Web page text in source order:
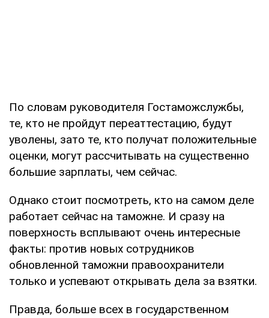
По словам руководителя Гостаможслужбы,
те, кто не пройдут переаттестацию, будут
уволены, зато те, кто получат положительные
оценки, могут рассчитывать на существенно
большие зарплаты, чем сейчас.
Однако стоит посмотреть, кто на самом деле
работает сейчас на таможне. И сразу на
поверхность всплывают очень интересные
факты: против новых сотрудников
обновленной таможни правоохранители
только и успевают открывать дела за взятки.
Правда, больше всех в государственном